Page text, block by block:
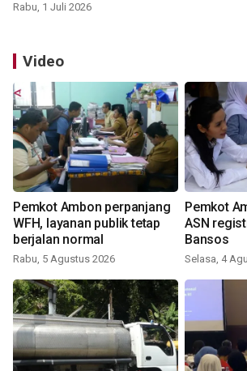
Rabu, 1 Juli 2026
Video
Pemkot Ambon perpanjang
WFH, layanan publik tetap
berjalan normal
Rabu, 5 Agustus 2026
Pemkot
ASN
Bansos
Selasa, 4